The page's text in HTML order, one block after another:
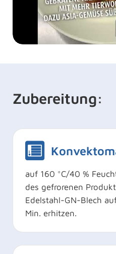
Zubereitung:
auf 160 °C/40 %
des gefrorenen
Edelstahl-GN-Blech
Min. erhitzen.